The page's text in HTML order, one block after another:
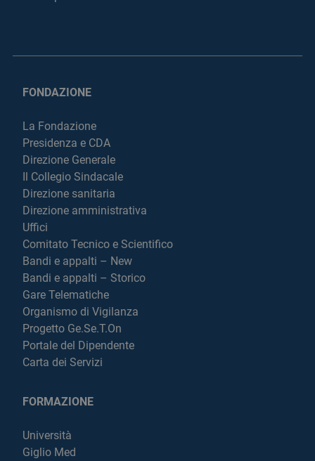
FONDAZIONE
La Fondazione
Presidenza e CDA
Direzione Generale
Il Collegio Sindacale
Direzione sanitaria
Direzione amministrativa
Uffici
Comitato Tecnico e Scientifico
Bandi e appalti – New
Bandi e appalti – Storico
Gare Telematiche
Organismo di Vigilanza
Progetto Ge.Se.T.On
Portale del Dipendente
Carta dei Servizi
FORMAZIONE
Università
Giglio Med